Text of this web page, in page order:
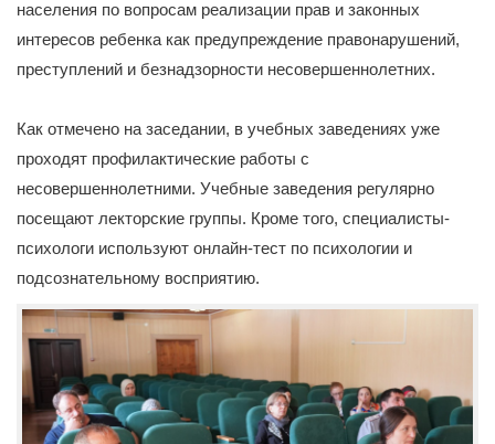
населения по вопросам реализации прав и законных
интересов ребенка как предупреждение правонарушений,
преступлений и безнадзорности несовершеннолетних.
Как отмечено на заседании, в учебных заведениях уже
проходят профилактические работы с
несовершеннолетними. Учебные заведения регулярно
посещают лекторские группы. Кроме того, специалисты-
психологи используют онлайн-тест по психологии и
подсознательному восприятию.